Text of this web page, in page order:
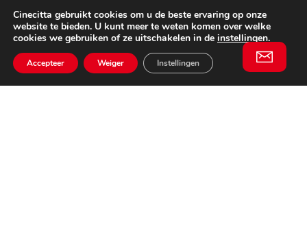
Cinecitta gebruikt cookies om u de beste ervaring op onze
website te bieden. U kunt meer te weten komen over welke
cookies we gebruiken of ze uitschakelen in de instellingen.
Accepteer Weiger Instellingen